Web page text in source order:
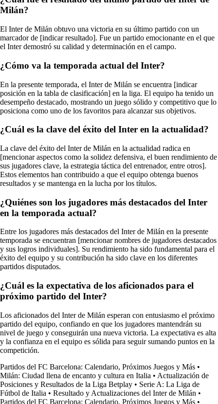
Milán?
El Inter de Milán obtuvo una victoria en su último partido con un
marcador de [indicar resultado]. Fue un partido emocionante en el que
el Inter demostró su calidad y determinación en el campo.
¿Cómo va la temporada actual del Inter?
En la presente temporada, el Inter de Milán se encuentra [indicar
posición en la tabla de clasificación] en la liga. El equipo ha tenido un
desempeño destacado, mostrando un juego sólido y competitivo que lo
posiciona como uno de los favoritos para alcanzar sus objetivos.
¿Cuál es la clave del éxito del Inter en la actualidad?
La clave del éxito del Inter de Milán en la actualidad radica en
[mencionar aspectos como la solidez defensiva, el buen rendimiento de
sus jugadores clave, la estrategia táctica del entrenador, entre otros].
Estos elementos han contribuido a que el equipo obtenga buenos
resultados y se mantenga en la lucha por los títulos.
¿Quiénes son los jugadores más destacados del Inter
en la temporada actual?
Entre los jugadores más destacados del Inter de Milán en la presente
temporada se encuentran [mencionar nombres de jugadores destacados
y sus logros individuales]. Su rendimiento ha sido fundamental para el
éxito del equipo y su contribución ha sido clave en los diferentes
partidos disputados.
¿Cuál es la expectativa de los aficionados para el
próximo partido del Inter?
Los aficionados del Inter de Milán esperan con entusiasmo el próximo
partido del equipo, confiando en que los jugadores mantendrán su
nivel de juego y conseguirán una nueva victoria. La expectativa es alta
y la confianza en el equipo es sólida para seguir sumando puntos en la
competición.
Partidos del FC Barcelona: Calendario, Próximos Juegos y Más •
Milán: Ciudad llena de encanto y cultura en Italia • Actualización de
Posiciones y Resultados de la Liga Betplay • Serie A: La Liga de
Fútbol de Italia • Resultado y Actualizaciones del Inter de Milán •
Partidos del FC Barcelona: Calendario, Próximos Juegos y Más •